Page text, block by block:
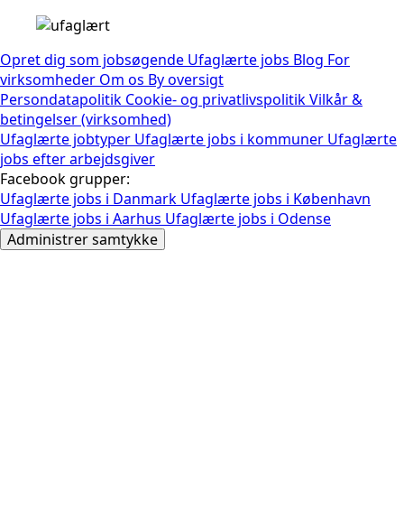
Opret dig som jobsøgende Ufaglærte jobs Blog For
virksomheder Om os By oversigt
Persondatapolitik Cookie- og privatlivspolitikVilkår &
betingelser (virksomhed)
Ufaglærte jobtyper Ufaglærte jobs i kommuner Ufaglærte
jobs efter arbejdsgiver
Facebook grupper:
Ufaglærte jobs i Danmark Ufaglærte jobs i København
Ufaglærte jobs i Aarhus Ufaglærte jobs i Odense
Administrer samtykke